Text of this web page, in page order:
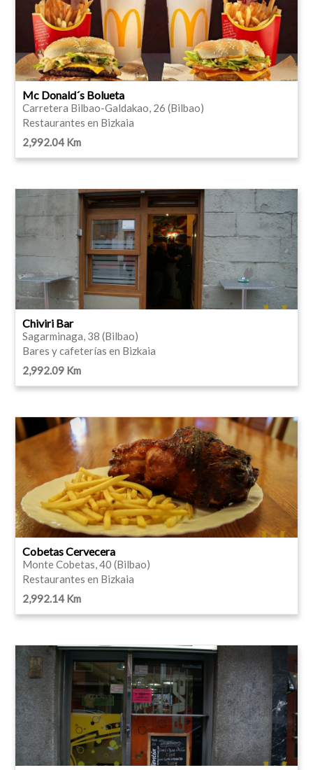
Mc Donald´s Bolueta
Carretera Bilbao-Galdakao, 26 (Bilbao)
Restaurantes en Bizkaia
2,992.04 Km
Chiviri Bar
Sagarminaga, 38 (Bilbao)
Bares y cafeterías en Bizkaia
2,992.09 Km
Cobetas Cervecera
Monte Cobetas, 40 (Bilbao)
Restaurantes en Bizkaia
2,992.14 Km